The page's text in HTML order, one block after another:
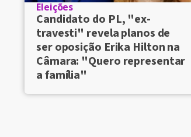
Eleições
Candidato do PL, "ex-
travesti" revela planos de
ser oposição Erika Hilton na
Câmara: "Quero representar
a família"